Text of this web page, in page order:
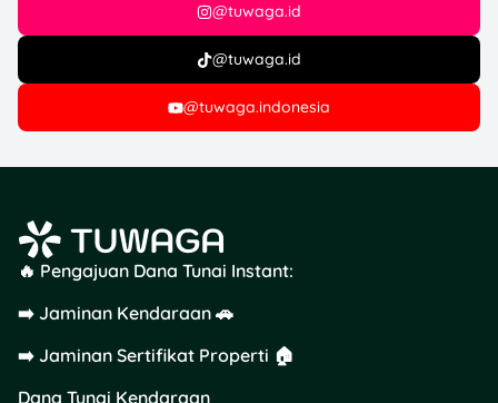
dengan aturan dan kondisi
ekonomi di sini. Dengan
begitu, rencana menuju
kebebasan finansial jadi
lebih realistis dan sesuai
@tuwaga.id
@tuwaga.id
@tuwaga.indonesia
🔥 Pengajuan Dana Tunai Instant:
➡️ Jaminan Kendaraan 🚗
➡️ Jaminan Sertifikat Properti 🏠
Dana Tunai Kendaraan